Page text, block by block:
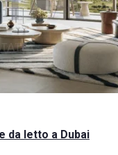
da letto a Dubai